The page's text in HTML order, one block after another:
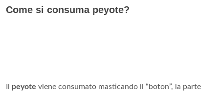
Come si consuma peyote?
peyote viene consumato masticando il “boton”, la parte